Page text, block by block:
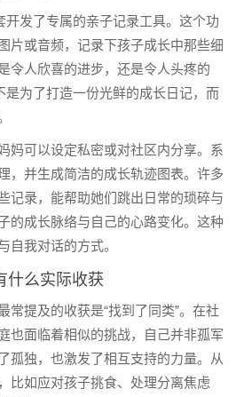
开发了专属的亲子记录工具。这个功
片或音频，记录下孩子成长中那些细
令人欣喜的进步，还是令人头疼的
是为了打造一份光鲜的成长日记，而
妈可以设定私密或对社区内分享。系
，并生成简洁的成长轨迹图表。许多
记录，能帮助她们跳出日常的琐碎与
的成长脉络与自己的心路变化。这种
自我对话的方式。
什么实际收获
常提及的收获是“找到了同类”。在社
也面临着相似的挑战，自己并非孤军
孤独，也激发了相互支持的力量。从
比如应对孩子挑食、处理分离焦虑